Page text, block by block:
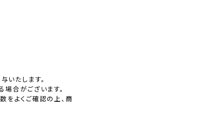
いたします。
合がございます。
よくご確認の上、商